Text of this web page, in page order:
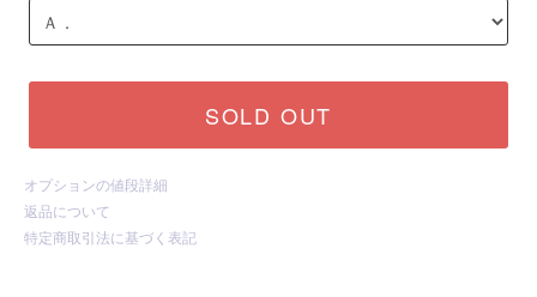
SOLD OUT
オプションの値段詳細
返品について
特定商取引法に基づく表記